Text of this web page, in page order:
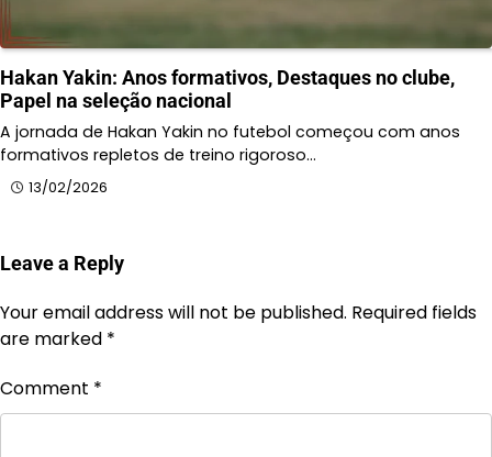
Hakan Yakin: Anos formativos, Destaques no clube,
Papel na seleção nacional
A jornada de Hakan Yakin no futebol começou com anos
formativos repletos de treino rigoroso…
13/02/2026
Leave a Reply
Your email address will not be published. Required fields
are marked *
Comment *